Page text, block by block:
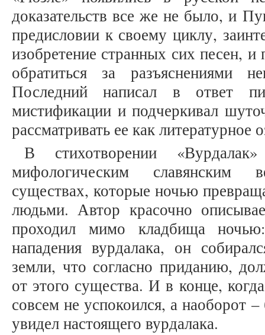
доказательств все же не было, и
предисловии к своему циклу,
изобретение странных сих песен,
обратиться за разъяснениями
Последний написал в ответ
мистификации и подчеркивал
рассматривать ее как литературное
В стихотворении
мифологическим
существах, которые ночью
людьми. Автор красочно
проходил мимо кладбища
нападения вурдалака, он
земли, что согласно приданию,
от этого существа. И в конце,
совсем не успокоился, а наоборот
увидел настоящего вурдалака.